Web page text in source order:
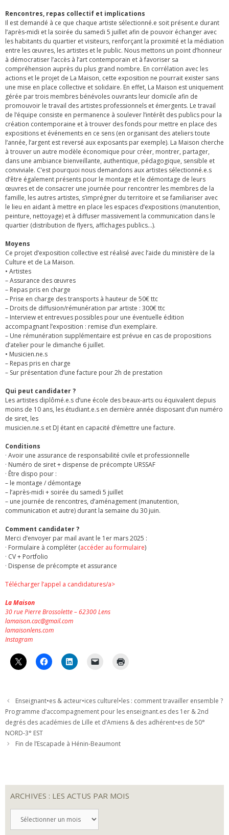
Rencontres, repas collectif et implications
Il est demandé à ce que chaque artiste sélectionné.e soit présent.e durant
l’après-midi et la soirée du samedi 5 juillet afin de pouvoir échanger avec
les habitants du quartier et visiteurs, renforçant la proximité et la médiation
entre les œuvres, les artistes et le public. Nous mettons un point d’honneur
à démocratiser l’accès à l’art contemporain et à favoriser sa
compréhension auprès du plus grand nombre. En corrélation avec les
actions et le projet de La Maison, cette exposition ne pourrait exister sans
une mise en place collective et solidaire. En effet, La Maison est uniquement
gérée par trois membres bénévoles ouvrants leur domicile afin de
promouvoir le travail des artistes professionnels et émergents. Le travail
de l’équipe consiste en permanence à soulever l’intérêt des publics pour la
création contemporaine et à trouver des fonds pour mettre en place des
expositions et événements en ce sens (en organisant des ateliers toute
l’année, l’argent est reversé aux exposants par exemple). La Maison cherche
à trouver un autre modèle économique pour créer, montrer, partager,
dans une ambiance bienveillante, authentique, pédagogique, sensible et
conviviale. C’est pourquoi nous demandons aux artistes sélectionné.e.s
d’être également présents pour le montage et le démontage de leurs
œuvres et de consacrer une journée pour rencontrer les membres de la
famille, les autres artistes, s’imprégner du territoire et se familiariser avec
le lieu en aidant à mettre en place les espaces d’expositions (manutention,
peinture, nettoyage) et à diffuser massivement la communication dans le
quartier (distribution de flyers, affichages publics…).
Moyens
Ce projet d’exposition collective est réalisé avec l’aide du ministère de la
Culture et de La Maison.
• Artistes
– Assurance des œuvres
– Repas pris en charge
– Prise en charge des transports à hauteur de 50€ ttc
– Droits de diffusion/rémunération par artiste : 300€ ttc
– Interview et entrevues possibles pour une éventuelle édition
accompagnant l’exposition : remise d’un exemplaire.
– Une rémunération supplémentaire est prévue en cas de propositions
d’atelier pour le dimanche 6 juillet.
• Musicien.ne.s
– Repas pris en charge
– Sur présentation d’une facture pour 2h de prestation
Qui peut candidater ?
Les artistes diplômé.e.s d’une école des beaux-arts ou équivalent depuis
moins de 10 ans, les étudiant.e.s en dernière année disposant d’un numéro
de siret, les
musicien.ne.s et DJ étant en capacité d’émettre une facture.
Conditions
· Avoir une assurance de responsabilité civile et professionnelle
· Numéro de siret + dispense de précompte URSSAF
· Être dispo pour :
– le montage / démontage
– l’après-midi + soirée du samedi 5 juillet
– une journée de rencontres, d’aménagement (manutention,
communication et autre) durant la semaine du 30 juin.
Comment candidater ?
Merci d’envoyer par mail avant le 1er mars 2025 :
· Formulaire à compléter (accéder au formulaire)
· CV + Portfolio
· Dispense de précompte et assurance
Télécharger l’appel a candidatures/a>
La Maison
30 rue Pierre Brossolette – 62300 Lens
lamaison.cac@gmail.com
lamaisonlens.com
Instagram
Enseignant•es & acteur•ices culturel•les : comment travailler ensemble ?
Programme d’accompagnement pour les enseignant.es des 1er & 2nd
degrés des académies de Lille et d’Amiens & des adhérent•es de 50°
NORD-3° EST
Fin de l’Escapade à Hénin-Beaumont
ARCHIVES : LES ACTUS PAR MOIS
LES